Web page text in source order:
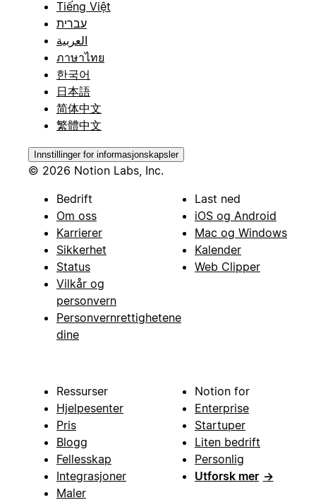
Tiếng Việt
עברית
العربية
ภาษาไทย
한국어
日本語
简体中文
繁體中文
Innstillinger for informasjonskapsler
© 2026 Notion Labs, Inc.
Bedrift
Om oss
Karrierer
Sikkerhet
Status
Vilkår og
personvern
Personvernrettighetene
dine
Last ned
iOS og Android
Mac og Windows
Kalender
Web Clipper
Ressurser
Hjelpesenter
Pris
Blogg
Fellesskap
Integrasjoner
Maler
Notion for
Enterprise
Startuper
Liten bedrift
Personlig
Utforsk mer →